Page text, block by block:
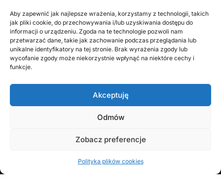
Aby zapewnić jak najlepsze wrażenia, korzystamy z technologii, takich
jak pliki cookie, do przechowywania i/lub uzyskiwania dostępu do
informacji o urządzeniu. Zgoda na te technologie pozwoli nam
przetwarzać dane, takie jak zachowanie podczas przeglądania lub
unikalne identyfikatory na tej stronie. Brak wyrażenia zgody lub
wycofanie zgody może niekorzystnie wpłynąć na niektóre cechy i
funkcje.
Akceptuję
Odmów
Zobacz preferencje
Polityka plików cookies